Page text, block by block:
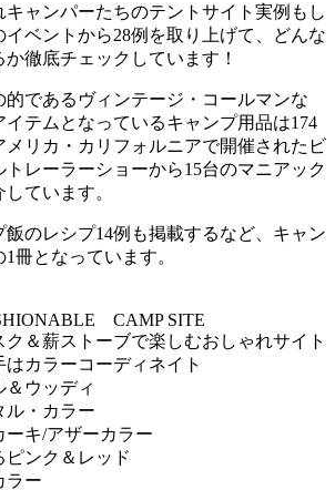
キャンパーたちのテントサイト実例もし
イベントから28例を取り上げて、どんな
徹底チェックしています！
的であるヴィンテージ・コールマンな
イテムとなっているキャンプ用品は174
メリカ・カリフォルニアで開催されたビ
トレーラーショーから15台のマニアック
ています。
のレシプ14例も掲載するなど、キャン
冊となっています。
CAMP SITE
ク＆薪ストーブで楽しむおしゃれサイト
はカラーコーディネイト
＆ウッディ
ル・カラー
ーキ/アザーカラー
ピンク＆レッド
ラー